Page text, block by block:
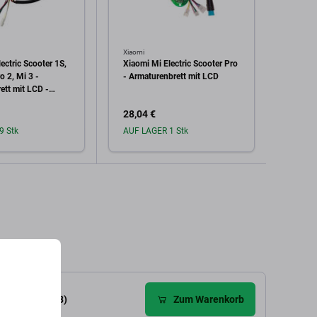
Scooter 1S,
2, Mi 3 -
mit LCD -
Genuine
Stk
Xiaomi
Xiaomi Mi Electric Scooter Pro
- Armaturenbrett mit LCD
28,04 €
AUF LAGER 1 Stk
(8) Zum Warenkorb